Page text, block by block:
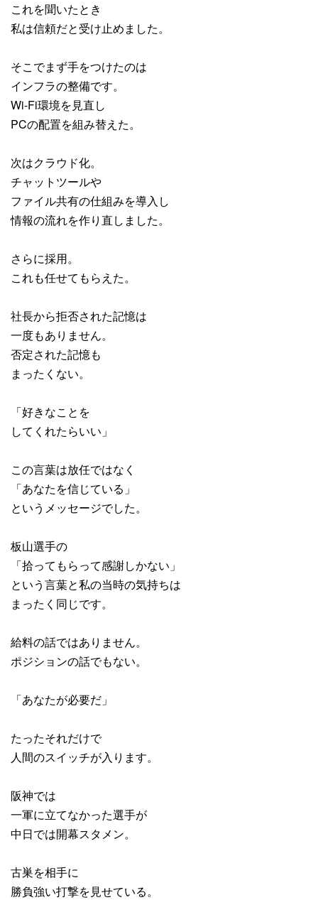
これを聞いたとき
私は信頼だと受け止めました。
そこでまず手をつけたのは
インフラの整備です。
Wi-Fi環境を見直し
PCの配置を組み替えた。
次はクラウド化。
チャットツールや
ファイル共有の仕組みを導入し
情報の流れを作り直しました。
さらに採用。
これも任せてもらえた。
社長から拒否された記憶は
一度もありません。
否定された記憶も
まったくない。
「好きなことを
してくれたらいい」
この言葉は放任ではなく
「あなたを信じている」
というメッセージでした。
板山選手の
「拾ってもらって感謝しかない」
という言葉と私の当時の気持ちは
まったく同じです。
給料の話ではありません。
ポジションの話でもない。
「あなたが必要だ」
たったそれだけで
人間のスイッチが入ります。
阪神では
一軍に立てなかった選手が
中日では開幕スタメン。
古巣を相手に
勝負強い打撃を見せている。